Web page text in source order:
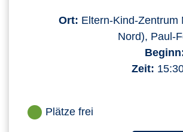
Ort: Eltern-Kind-Zentrum
Nord), Paul-
Zeit:
Plätze frei